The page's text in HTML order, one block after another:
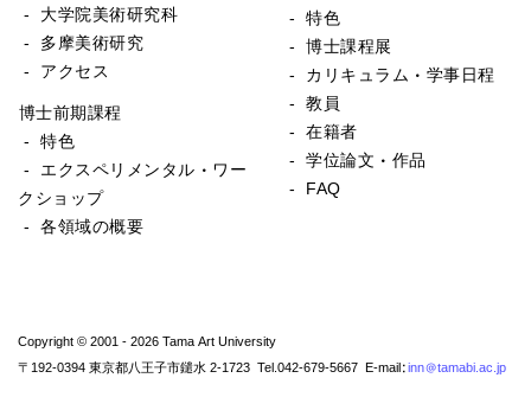
- 大学院美術研究科
- 多摩美術研究
- アクセス
博士前期課程
- 特色
- エクスペリメンタル・ワー
クショップ
- 各領域の概要
- 特色
- 博士課程展
- カリキュラム・学事日程
- 教員
- 在籍者
- 学位論文・作品
- FAQ
Copyright © 2001 - 2026 Tama Art University
〒192-0394 東京都八王子市鑓水 2-1723 Tel.042-679-5667 E-mail:inn@tamabi.ac.jp